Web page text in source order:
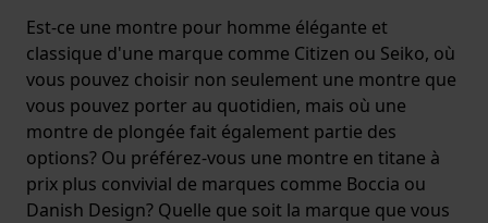
Est-ce une montre pour homme élégante et
classique d'une marque comme Citizen ou Seiko, où
vous pouvez choisir non seulement une montre que
vous pouvez porter au quotidien, mais où une
montre de plongée fait également partie des
options? Ou préférez-vous une montre en titane à
prix plus convivial de marques comme Boccia ou
Danish Design? Quelle que soit la marque que vous